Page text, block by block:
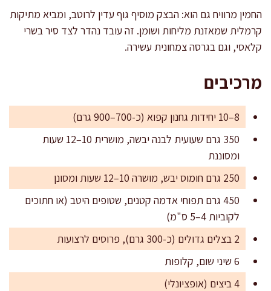
החמין מרוויח גם הוא: הבצק מוסיף גוף עדין לרוטב, ומביא מתיקות
קרמלית שמאזנת מליחות ושומן. זה עובד נהדר לצד סיר בשרי
קלאסי, וגם בגרסה צמחונית עשירה.
מרכיבים
8–10 יחידות גחנון קפוא (כ-700–900 גרם)
350 גרם שעועית לבנה יבשה, מושרית 10–12 שעות
ומסוננת
250 גרם חומוס יבש, מושרה 10–12 שעות ומסונן
450 גרם תפוחי אדמה קטנים, שטופים היטב (או חתוכים
לקוביות 4–5 ס"מ)
2 בצלים גדולים (כ-300 גרם), פרוסים לרצועות
6 שיני שום, קלופות
4 ביצים (אופציונלי)